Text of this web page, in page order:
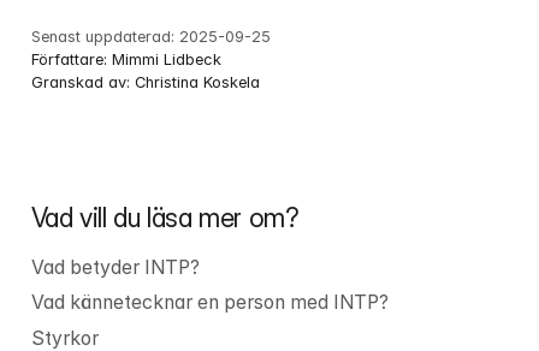
Senast uppdaterad: 2025-09-25
Författare: Mimmi Lidbeck
Granskad av: Christina Koskela
Vad vill du läsa mer om?
Vad betyder INTP?
Vad kännetecknar en person med INTP?
Styrkor